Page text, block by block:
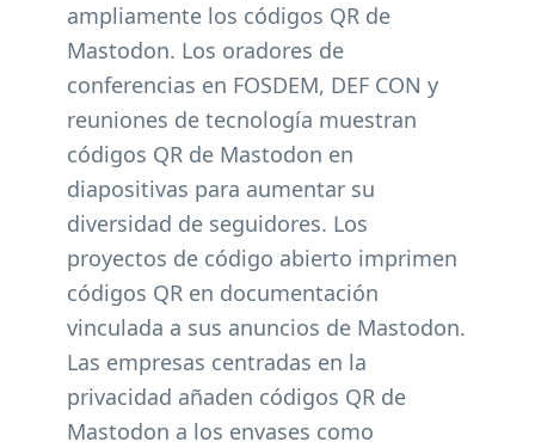
ampliamente los códigos QR de
Mastodon. Los oradores de
conferencias en FOSDEM, DEF CON y
reuniones de tecnología muestran
códigos QR de Mastodon en
diapositivas para aumentar su
diversidad de seguidores. Los
proyectos de código abierto imprimen
códigos QR en documentación
vinculada a sus anuncios de Mastodon.
Las empresas centradas en la
privacidad añaden códigos QR de
Mastodon a los envases como